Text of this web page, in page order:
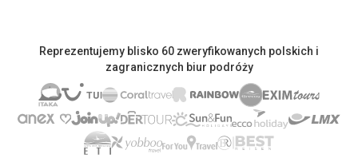
Reprezentujemy blisko 60 zweryfikowanych polskich i
zagranicznych biur podróży